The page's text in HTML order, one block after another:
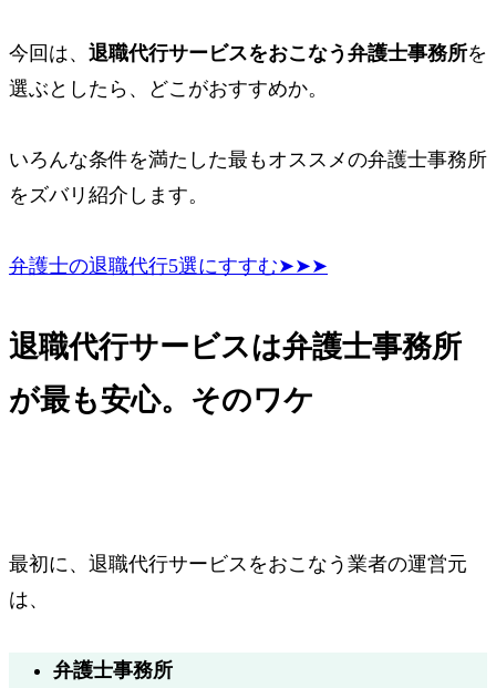
今回は、 退職代行サービスをおこなう弁護士事務所を
選ぶとしたら、どこがおすすめか。
いろんな条件を満たした最もオススメの弁護士事務所
をズバリ紹介します。
弁護士の退職代行5選にすすむ➤➤➤
退職代行サービスは弁護士事務所
が最も安心。そのワケ
最初に、退職代行サービスをおこなう業者の運営元
は、
弁護士事務所